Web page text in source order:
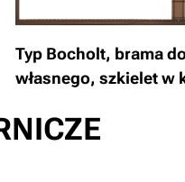
Typ Bocholt, brama
własnego, szkielet w